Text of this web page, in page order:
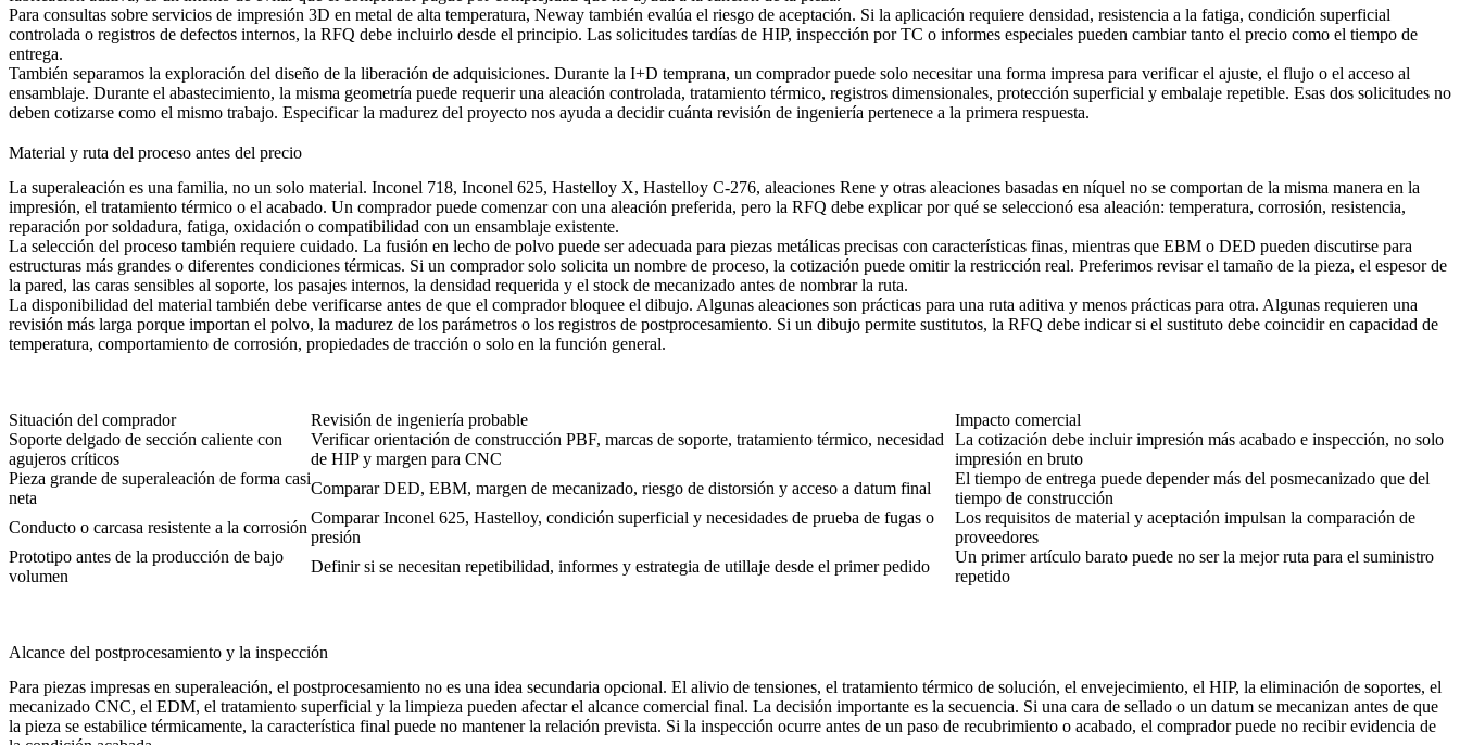
Para consultas sobre servicios de impresión 3D en metal de alta temperatura, Neway también evalúa el riesgo de aceptación. Si la aplicación requiere densidad, resistencia a la fatiga, condición superficial
controlada o registros de defectos internos, la RFQ debe incluirlo desde el principio. Las solicitudes tardías de HIP, inspección por TC o informes especiales pueden cambiar tanto el precio como el tiempo de
entrega.
También separamos la exploración del diseño de la liberación de adquisiciones. Durante la I+D temprana, un comprador puede solo necesitar una forma impresa para verificar el ajuste, el flujo o el acceso al
ensamblaje. Durante el abastecimiento, la misma geometría puede requerir una aleación controlada, tratamiento térmico, registros dimensionales, protección superficial y embalaje repetible. Esas dos solicitudes no
deben cotizarse como el mismo trabajo. Especificar la madurez del proyecto nos ayuda a decidir cuánta revisión de ingeniería pertenece a la primera respuesta.
Material y ruta del proceso antes del precio
La superaleación es una familia, no un solo material. Inconel 718, Inconel 625, Hastelloy X, Hastelloy C-276, aleaciones Rene y otras aleaciones basadas en níquel no se comportan de la misma manera en la
impresión, el tratamiento térmico o el acabado. Un comprador puede comenzar con una aleación preferida, pero la RFQ debe explicar por qué se seleccionó esa aleación: temperatura, corrosión, resistencia,
reparación por soldadura, fatiga, oxidación o compatibilidad con un ensamblaje existente.
La selección del proceso también requiere cuidado. La fusión en lecho de polvo puede ser adecuada para piezas metálicas precisas con características finas, mientras que EBM o DED pueden discutirse para
estructuras más grandes o diferentes condiciones térmicas. Si un comprador solo solicita un nombre de proceso, la cotización puede omitir la restricción real. Preferimos revisar el tamaño de la pieza, el espesor de
la pared, las caras sensibles al soporte, los pasajes internos, la densidad requerida y el stock de mecanizado antes de nombrar la ruta.
La disponibilidad del material también debe verificarse antes de que el comprador bloquee el dibujo. Algunas aleaciones son prácticas para una ruta aditiva y menos prácticas para otra. Algunas requieren una
revisión más larga porque importan el polvo, la madurez de los parámetros o los registros de postprocesamiento. Si un dibujo permite sustitutos, la RFQ debe indicar si el sustituto debe coincidir en capacidad de
temperatura, comportamiento de corrosión, propiedades de tracción o solo en la función general.
Situación del comprador Revisión de ingeniería probable
Impacto comercial
Soporte delgado de sección caliente con
agujeros críticos
Verificar orientación de construcción PBF, marcas de soporte, tratamiento térmico, necesidad
de HIP y margen para CNC
La cotización debe incluir impresión más acabado e inspección, no solo
impresión en bruto
Pieza grande de superaleación de forma casi
neta
Comparar DED, EBM, margen de mecanizado, riesgo de distorsión y acceso a datum final
El tiempo de entrega puede depender más del posmecanizado que del
tiempo de construcción
Conducto o carcasa resistente a la corrosión
Comparar Inconel 625, Hastelloy, condición superficial y necesidades de prueba de fugas o
presión
Los requisitos de material y aceptación impulsan la comparación de
proveedores
Prototipo antes de la producción de bajo
volumen
Definir si se necesitan repetibilidad, informes y estrategia de utillaje desde el primer pedido
Un primer artículo barato puede no ser la mejor ruta para el suministro
repetido
Alcance del postprocesamiento y la inspección
Para piezas impresas en superaleación, el postprocesamiento no es una idea secundaria opcional. El alivio de tensiones, el tratamiento térmico de solución, el envejecimiento, el HIP, la eliminación de soportes, el
mecanizado CNC, el EDM, el tratamiento superficial y la limpieza pueden afectar el alcance comercial final. La decisión importante es la secuencia. Si una cara de sellado o un datum se mecanizan antes de que
la pieza se estabilice térmicamente, la característica final puede no mantener la relación prevista. Si la inspección ocurre antes de un paso de recubrimiento o acabado, el comprador puede no recibir evidencia de